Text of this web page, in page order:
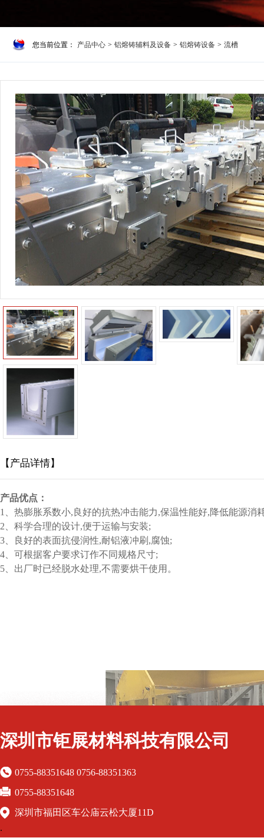
您当前位置： 产品中心 > 铝熔铸辅料及设备 > 铝熔铸设备 > 流槽
【产品详情】
产品优点：
1、热膨胀系数小,良好的抗热冲击能力,保温性能好,降低能源消
2、科学合理的设计,便于运输与安装;
3、良好的表面抗侵润性,耐铝液冲刷,腐蚀;
4、可根据客户要求订作不同规格尺寸;
5、出厂时已经脱水处理,不需要烘干使用。
深圳市钜展材料科技有限公司
0755-88351648 0756-88351363
0755-88351648
深圳市福田区车公庙云松大厦11D